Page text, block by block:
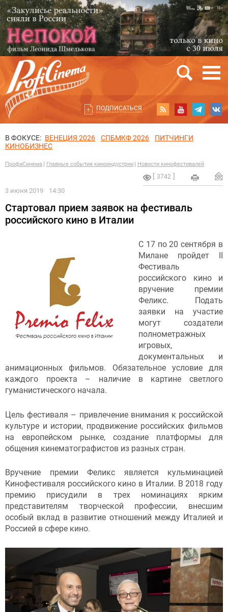
ПОДПИСАТЬСЯ
В ФОКУСЕ: ВЕНЕЦИЯ 2026 СПБМКФ 2026
ПИТЧИНГИ
КИНОБИЗНЕС
ПрофиСинема Главные события киноиндустрии Новости кинофестивалей
3742
3 июня 2019 14:30
Стартовал прием заявок на фестиваль
российского кино в Италии
С 17 по 20 сентября в
Милане пройдет II
Фестиваль
российского кино и
вручение премии
Феликс. Подать
заявки на участие
могут создатели
полнометражных
игровых,
документальных и
анимационных фильмов. Обязательное условие для
каждого проекта – наличие в картине светлого
гуманистического начала.
Цель фестиваля – привлечение внимания к российской
культуре и истории, продвижение российских фильмов
на европейском рынке, создание платформы для
общения кинематографистов из разных стран.
Вручение премии Феликс является кульминацией
Кинофестиваля российского кино в Италии. В 2018 году
премию присудили в трех номинациях ярким
представителям творческой профессии, внесшим
особый вклад в развитие отношений между Италией и
Россией в сфере кино.